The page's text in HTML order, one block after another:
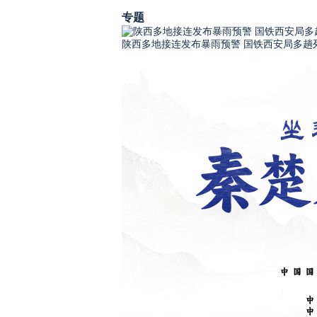
专题
陕西多地接连发布暴雨预警 国铁西安局多趟